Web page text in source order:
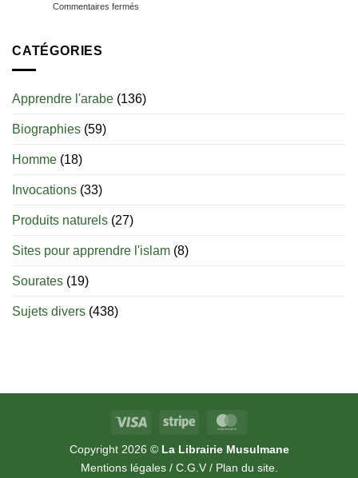
Commentaires fermés
:
CATÉGORIES
Apprendre l'arabe (136)
Biographies (59)
Homme (18)
Invocations (33)
Produits naturels (27)
Sites pour apprendre l'islam (8)
Sourates (19)
Sujets divers (438)
Visa Stripe
Copyright 2026 © La Librairie Musulmane
Mentions légales/ C.G.V/ Plan du site.